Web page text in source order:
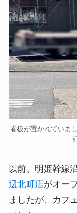
看板が置かれていま
以前、明姫幹線
辺北町店がオー
ましたが、カフ